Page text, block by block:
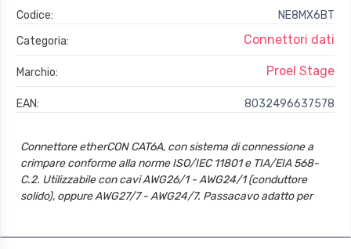
Codice:
NE8MX6BT
Categoria:
Connettori dati
Marchio: Proel Stage
EAN: 8032496637578
Connettore etherCON CAT6A, con sistema di connessione a
crimpare conforme alla norme ISO/IEC 11801 e TIA/EIA 568-
C.2. Utilizzabile con cavi AWG26/1 - AWG24/1 (conduttore
solido), oppure AWG27/7 - AWG24/7. Passacavo adatto per